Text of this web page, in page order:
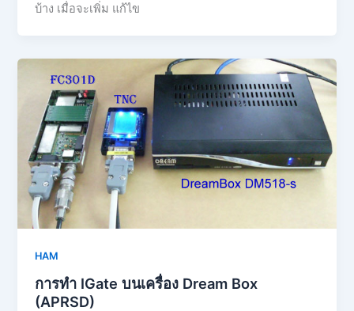
บ้าง เมื่อจะเพิ่ม แก้ไข
HAM
การทำ IGate บนเครื่อง Dream Box
(APRSD)